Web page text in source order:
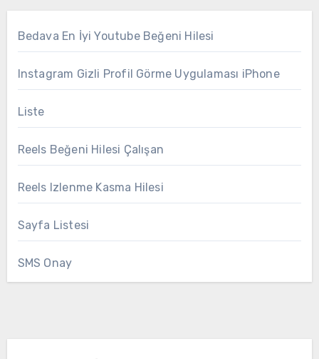
Bedava En İyi Youtube Beğeni Hilesi
Instagram Gizli Profil Görme Uygulaması iPhone
Liste
Reels Beğeni Hilesi Çalışan
Reels Izlenme Kasma Hilesi
Sayfa Listesi
SMS Onay